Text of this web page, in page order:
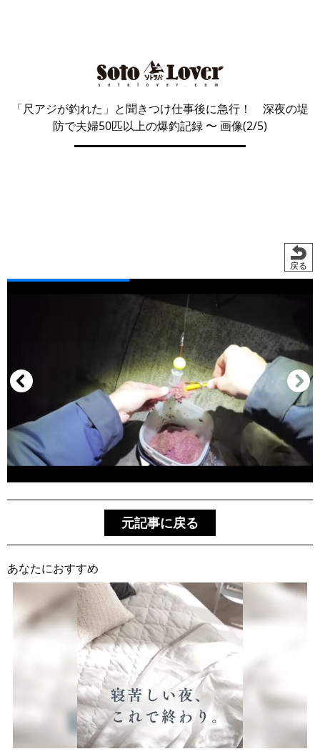
「尺アジが釣れた」と聞きつけ仕事後に急行！ 深夜の堤
防で夫婦50匹以上の爆釣記録 〜 画像(2/5)
戻る
元記事に戻る
あなたにおすすめ